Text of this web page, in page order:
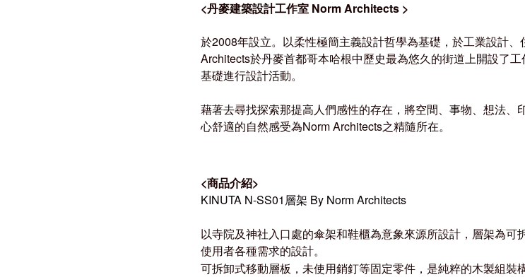
<丹麥建築設計工作室 Norm Architects >
於2008年設立。以柔性極簡主義設計哲學為基礎，於工業設計
Architects於丹麥首都哥本哈根中歷史最為悠久的街道上開設了
基礎進行設計活動。
藉著去尋找探索那提高人們感性的存在，將空間、事物、想法
心舒適的自然感受為Norm Architects之精隨所在。
<商品介紹>
KINUTA N-SS01層架 By Norm Architects
以寺院及神社入口處的傘架和鞋櫃為意象來源所設計，層架為
使用者各種需求的設計。
可拆卸式移動層板，未使用銷釘等固定零件，是純粹的木製組裝